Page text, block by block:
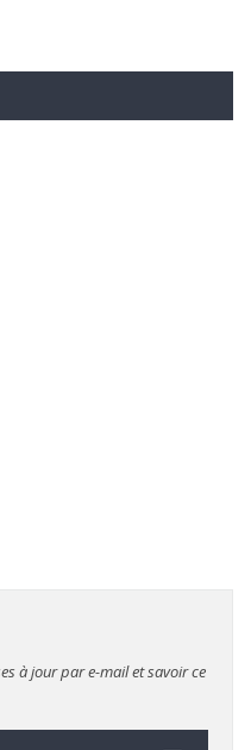
à jour par e-mail et savoir ce